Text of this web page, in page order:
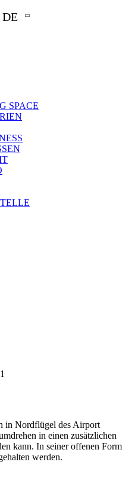
DE
SPACE
in Nordflügel des Airport
in einen zusätzlichen
kann. In seiner offenen Form
werden.